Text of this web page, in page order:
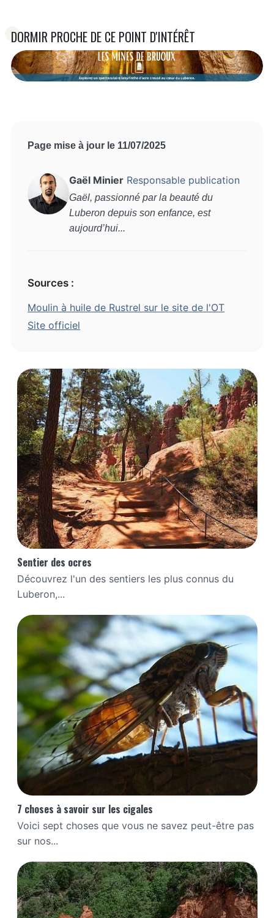
DORMIR PROCHE DE CE POINT D'INTÉRÊT
Page mise à jour le 11/07/2025
Gaël Minier Responsable publication
Gaël, passionné par la beauté du
Luberon depuis son enfance, est
aujourd’hui...
Sources :
Moulin à huile de Rustrel sur le site de l'OT
Site officiel
Sentier des ocres
Découvrez l'un des sentiers les plus connus du
Luberon,...
7 choses à savoir sur les cigales
Voici sept choses que vous ne savez peut-être pas
sur nos...